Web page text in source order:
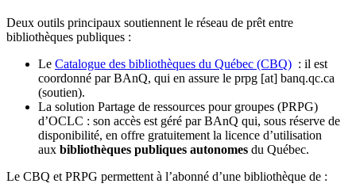
Deux outils principaux soutiennent le réseau de prêt entre
bibliothèques publiques :
Le Catalogue des bibliothèques du Québec (CBQ) : il est
coordonné par BAnQ, qui en assure le prpg [at] banq.qc.ca
(soutien).
La solution Partage de ressources pour groupes (PRPG)
d’OCLC : son accès est géré par BAnQ qui, sous réserve de
disponibilité, en offre gratuitement la licence d’utilisation
aux bibliothèques publiques autonomes du Québec.
Le CBQ et PRPG permettent à l’abonné d’une bibliothèque de :